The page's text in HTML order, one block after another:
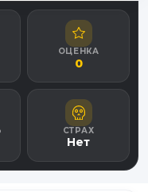
ОЦЕНКА
0
СТРАХ
Нет